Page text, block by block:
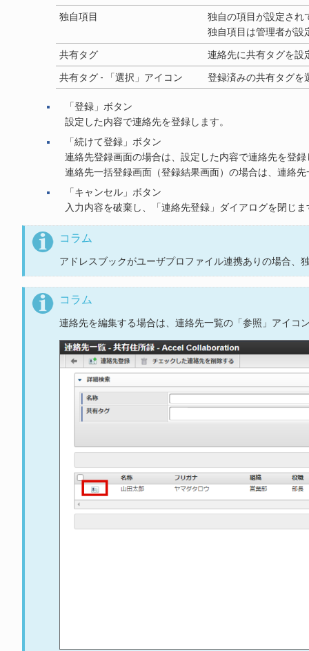
独自項目
独自の項目が設定され
独自項目は管理者が設
共有タグ 連絡先に共有タグを設
共有タグ - 「選択」アイコン 登録済みの共有タグを
「登録」ボタン
設定した内容で連絡先を登録します。
「続けて登録」ボタン
連絡先登録画面の場合は、設定した内容で連絡先を登
連絡先一括登録画面（登録結果画面）の場合は、連絡
「キャンセル」ボタン
入力内容を破棄し、「連絡先登録」ダイアログを閉じま
コラム
アドレスブックがユーザプロファイル連携ありの場合、
コラム
連絡先を編集する場合は、連絡先一覧の「参照」アイコ